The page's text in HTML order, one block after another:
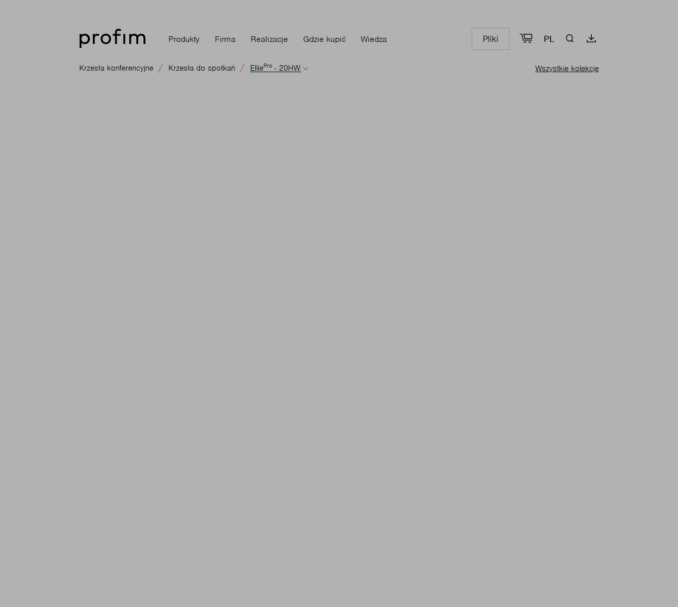
Produkty Firma Realizacje Gdzie kupić Wiedza Pliki PL
Krzesła konferencyjne Krzesła do spotkań ElliePro - 20HW Wszystkie kolekcje